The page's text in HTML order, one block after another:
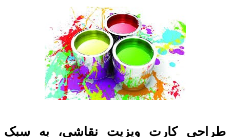
طراحی کارت ویزیت نقاشی، به سبک